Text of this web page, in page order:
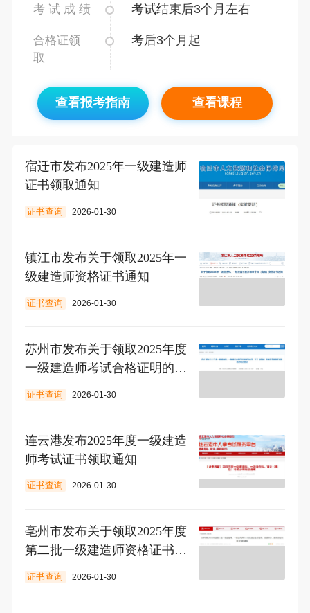
考 试 成 绩 考试结束后3个月左右
合格证领
取
考后3个月起
查看报考指南 查看课程
宿迁市发布2025年一级建造师
证书领取通知
证书查询 2026-01-30
镇江市发布关于领取2025年一
级建造师资格证书通知
证书查询 2026-01-30
苏州市发布关于领取2025年度
一级建造师考试合格证明的通
知
证书查询 2026-01-30
连云港发布2025年度一级建造
师考试证书领取通知
证书查询 2026-01-30
亳州市发布关于领取2025年度
第二批一级建造师资格证书的
通知
证书查询 2026-01-30